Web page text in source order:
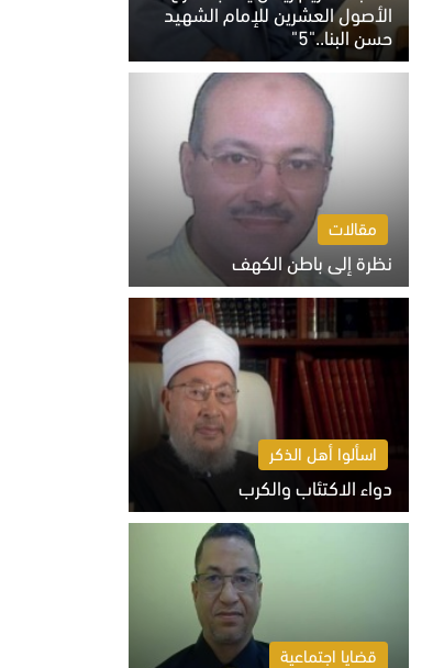
الأصول العشرين للإمام الشهيد
حسن البنا.."5"
السبت 8 أغسطس 2026 10:46 ص
مقالات
نظرة إلى باطن الكهف
السبت 8 أغسطس 2026 11:04 ص
اسألوا أهل الذكر
دواء الاكتئاب والكرب
السبت 8 أغسطس 2026 10:54 ص
قضايا اجتماعية